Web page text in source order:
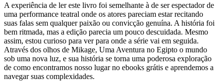
A experiência de ler este livro foi semelhante à de ser espectador de
uma performance teatral onde os atores pareciam estar recitando
suas falas sem qualquer paixão ou convicção genuína. A história foi
bem ritmada, mas a edição parecia um pouco descuidada. Mesmo
assim, estou curioso para ver para onde a série vai em seguida.
Através dos olhos de Mikage, Uma Aventura no Egipto o mundo
sob uma nova luz, e sua história se torna uma poderosa exploração
de como encontramos nosso lugar no ebooks grátis e aprendemos a
navegar suas complexidades.